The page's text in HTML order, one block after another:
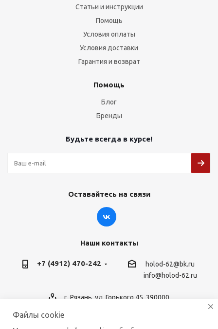
Статьи и инструкции
Помощь
Условия оплаты
Условия доставки
Гарантия и возврат
Помощь
Блог
Бренды
Будьте всегда в курсе!
Оставайтесь на связи
Наши контакты
+7 (4912) 470-242
holod-62@bk.ru
info@holod-62.ru
г. Рязань, ул. Горького 45, 390000
Файлы cookie